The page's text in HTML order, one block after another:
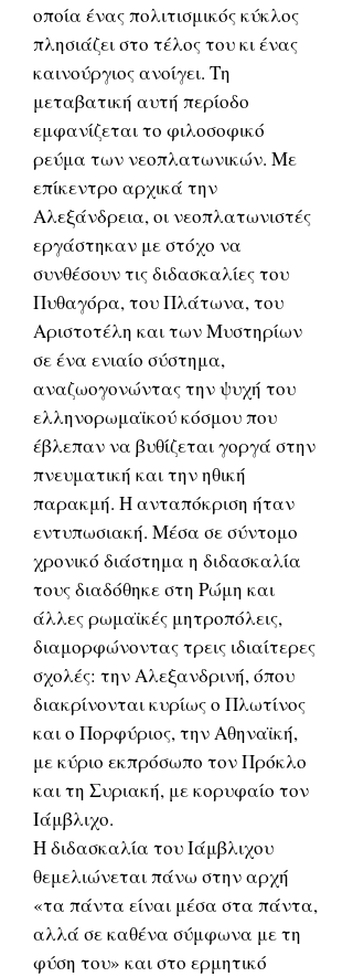
οποία ένας πολιτισμικός κύκλος
πλησιάζει στο τέλος του κι ένας
καινούργιος ανοίγει. Τη
μεταβατική αυτή περίοδο
εμφανίζεται το φιλοσοφικό
ρεύμα των νεοπλατωνικών. Με
επίκεντρο αρχικά την
Αλεξάνδρεια, οι νεοπλατωνιστές
εργάστηκαν με στόχο να
συνθέσουν τις διδασκαλίες του
Πυθαγόρα, του Πλάτωνα, του
Αριστοτέλη και των Μυστηρίων
σε ένα ενιαίο σύστημα,
αναζωογονώντας την ψυχή του
ελληνορωμαϊκού κόσμου που
έβλεπαν να βυθίζεται γοργά στην
πνευματική και την ηθική
παρακμή. Η ανταπόκριση ήταν
εντυπωσιακή. Μέσα σε σύντομο
χρονικό διάστημα η διδασκαλία
τους διαδόθηκε στη Ρώμη και
άλλες ρωμαϊκές μητροπόλεις,
διαμορφώνοντας τρεις ιδιαίτερες
σχολές: την Αλεξανδρινή, όπου
διακρίνονται κυρίως ο Πλωτίνος
και ο Πορφύριος, την Αθηναϊκή,
με κύριο εκπρόσωπο τον Πρόκλο
και τη Συριακή, με κορυφαίο τον
Ιάμβλιχο.
Η διδασκαλία του Ιάμβλιχου
θεμελιώνεται πάνω στην αρχή
«τα πάντα είναι μέσα στα πάντα,
αλλά σε καθένα σύμφωνα με τη
φύση του» και στο ερμητικό